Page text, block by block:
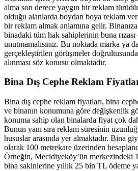
alma son derece yaygın bir reklam
olduğu alanlarda boydan boya reklam
bir reklam almak anlamına gelir.
binadaki tüm hak sahiplerinin buna
unutmamalısınız. Bu noktada marka ya
gerçekleştirilen görüşmeler
alınması söz konusu olmaktadır.
Bina Dış Cephe Reklam
Bina dış cephe reklam fiyatları, bina
ve binanın konumuna göre değişkenlik
konuma sahip olan binalarda fiyat çok
Bunun yanı sıra reklam süresinin
hususlar arasında yer almaktadır. Bina
olarak 100 metrekare üzerinden
Örneğin, Mecidiyeköy’ün merkezindeki
bina sakinlerine yıllık 25 bin TL ödeme